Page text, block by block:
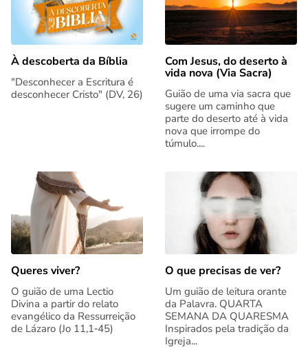
À descoberta da Bíblia
"Desconhecer a Escritura é
desconhecer Cristo" (DV, 26)
Com Jesus, do deserto à
vida nova (Via Sacra)
Guião de uma via sacra que
sugere um caminho que
parte do deserto até à vida
nova que irrompe do
túmulo....
Queres viver?
O guião de uma Lectio
Divina a partir do relato
evangélico da Ressurreição
de Lázaro (Jo 11,1‑45)
O que precisas de ver?
Um guião de leitura orante
da Palavra. QUARTA
SEMANA DA QUARESMA
Inspirados pela tradição da
Igreja...